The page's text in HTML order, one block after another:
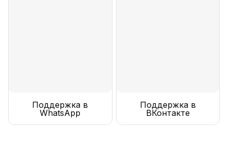
Поддержка в
WhatsApp
Поддержка в
ВКонтакте